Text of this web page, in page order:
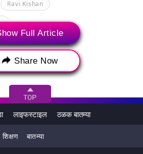
Ravi Kishan
Full Article
Share Now
लाइफस्टाइल ठळक बातम्या
शिक्षण बातम्या